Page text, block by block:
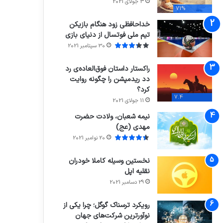
71%
3 جولای 2021
خداحافظی زود هنگام بازیکن
تیم ملی فوتسال از دنیای بازی
30 سپتامبر 2021
7.4
راکستار داستان فوق‌العاده‌ی رد
دد ریدمپشن را چگونه روایت
کرد؟
11 جولای 2021
نیمه شعبان، ولادت حضرت
مهدی (عج)
20 نوامبر 2021
نخستین وسیله کاملا خودران
نقلیه اپل
29 دسامبر 2021
رویکرد ترسناک گوگل؛ چرا یکی از
نوآورترین شرکت‌های جهان